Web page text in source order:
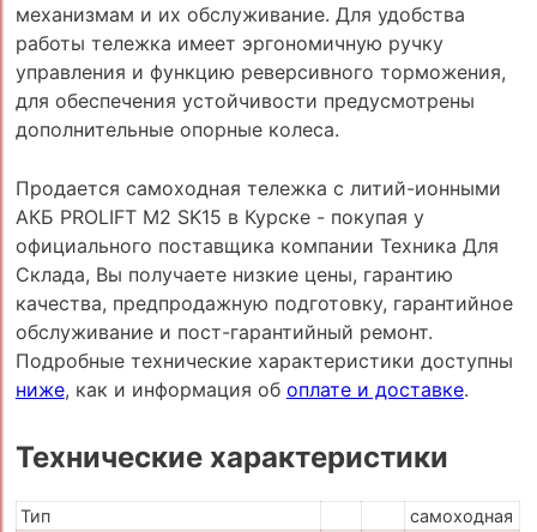
механизмам и их обслуживание. Для удобства
работы тележка имеет эргономичную ручку
управления и функцию реверсивного торможения,
для обеспечения устойчивости предусмотрены
дополнительные опорные колеса.
Продается самоходная тележка с литий-ионными
АКБ PROLIFT M2 SK15 в Курске - покупая у
официального поставщика компании Техника Для
Склада, Вы получаете низкие цены, гарантию
качества, предпродажную подготовку, гарантийное
обслуживание и пост-гарантийный ремонт.
Подробные технические характеристики доступны
ниже, как и информация об оплате и доставке.
Технические характеристики
Тип
самоходная